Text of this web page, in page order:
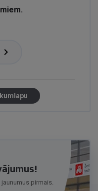
navigate_next
pirmais.